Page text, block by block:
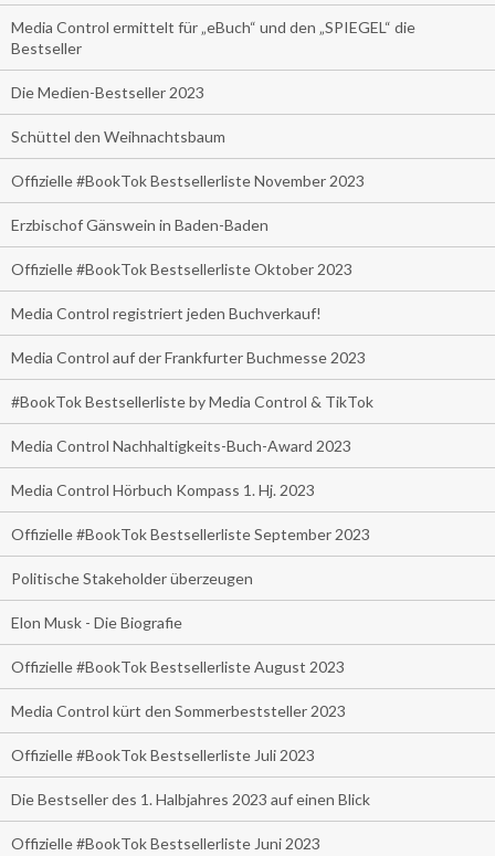
Media Control ermittelt für „eBuch“ und den „SPIEGEL“ die
Bestseller
Die Medien-Bestseller 2023
Schüttel den Weihnachtsbaum
Offizielle #BookTok Bestsellerliste November 2023
Erzbischof Gänswein in Baden-Baden
Offizielle #BookTok Bestsellerliste Oktober 2023
Media Control registriert jeden Buchverkauf!
Media Control auf der Frankfurter Buchmesse 2023
#BookTok Bestsellerliste by Media Control & TikTok
Media Control Nachhaltigkeits-Buch-Award 2023
Media Control Hörbuch Kompass 1. Hj. 2023
Offizielle #BookTok Bestsellerliste September 2023
Politische Stakeholder überzeugen
Elon Musk - Die Biografie
Offizielle #BookTok Bestsellerliste August 2023
Media Control kürt den Sommerbeststeller 2023
Offizielle #BookTok Bestsellerliste Juli 2023
Die Bestseller des 1. Halbjahres 2023 auf einen Blick
Offizielle #BookTok Bestsellerliste Juni 2023